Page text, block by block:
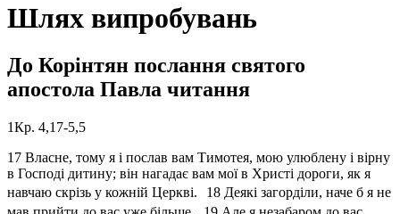
Шлях випробувань
До Корінтян послання святого
апостола Павла читання
1Кр. 4,17-5,5
17 Власне, тому я і послав вам Тимотея, мою улюблену і вірну
в Господі дитину; він нагадає вам мої в Христі дороги, як я
навчаю скрізь у кожній Церкві. 18 Деякі загорділи, наче б я не